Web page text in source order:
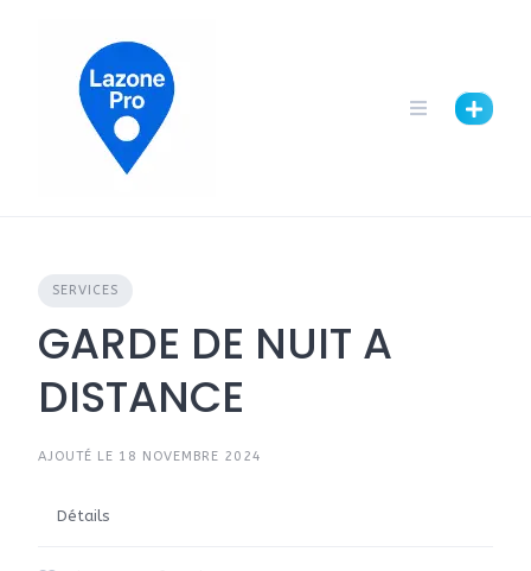
SERVICES
GARDE DE NUIT A
DISTANCE
AJOUTÉ LE 18 NOVEMBRE 2024
Détails